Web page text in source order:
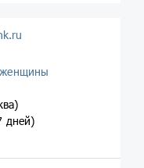
дней)